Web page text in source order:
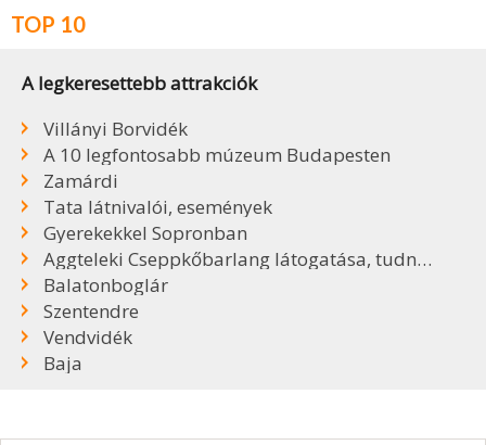
TOP 10
A legkeresettebb attrakciók
Villányi Borvidék
A 10 legfontosabb múzeum Budapesten
Zamárdi
Tata látnivalói, események
Gyerekekkel Sopronban
Aggteleki Cseppkőbarlang látogatása, tudnivalók
Balatonboglár
Szentendre
Vendvidék
Baja